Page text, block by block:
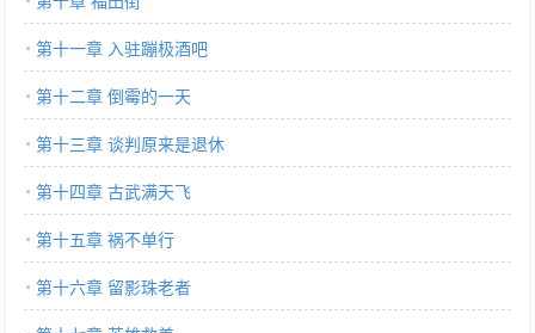
第十一章 入驻蹦极酒吧
第十二章 倒霉的一天
第十三章 谈判原来是退休
第十四章 古武满天飞
第十五章 祸不单行
第十六章 留影珠老者